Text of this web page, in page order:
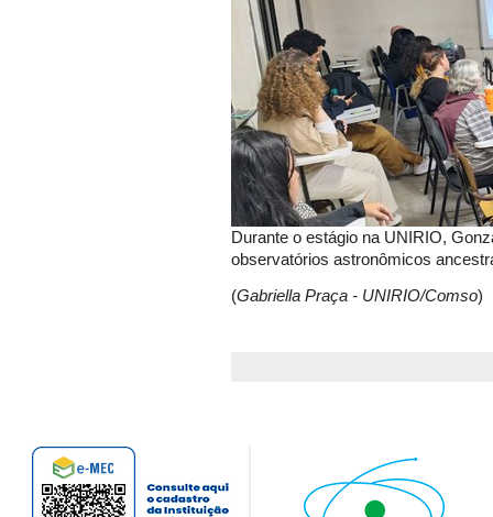
Durante o estágio na UNIRIO,
observatórios astronômicos
(Gabriella Praça - UNIRIO/Comso)